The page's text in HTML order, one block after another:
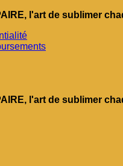
l'art de sublimer
l'art de sublimer